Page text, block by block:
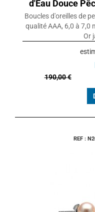
d'Eau Douce
Boucles d'oreilles de
qualité AAA, 6,0 à 7,0
Or
190,00 €
REF :